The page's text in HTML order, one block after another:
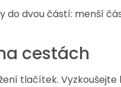
dvou částí: menší
cestách
tlačítek.